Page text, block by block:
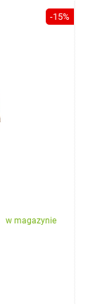
-15%
w magazynie